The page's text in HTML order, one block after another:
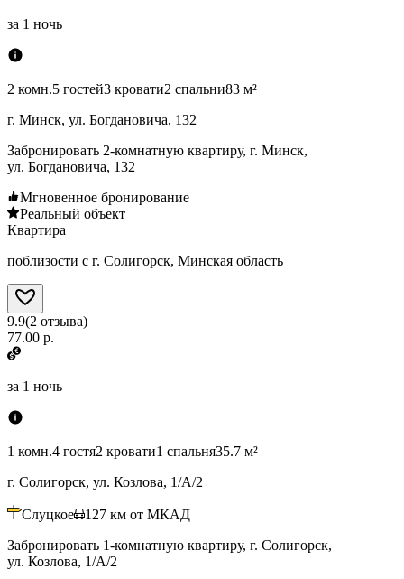
за 1 ночь
2 комн.5 гостей3 кровати2 спальни83 м²
г. Минск, ул. Богдановича, 132
Забронировать 2-комнатную квартиру, г. Минск,
ул. Богдановича, 132
Мгновенное бронирование
Реальный объект
Квартира
поблизости с г. Солигорск, Минская область
9.9(2 отзыва)
77.00 р.
за 1 ночь
1 комн.4 гостя2 кровати1 спальня35.7 м²
г. Солигорск, ул. Козлова, 1/А/2
Слуцкое 127 км от МКАД
Забронировать 1-комнатную квартиру, г. Солигорск,
ул. Козлова, 1/А/2